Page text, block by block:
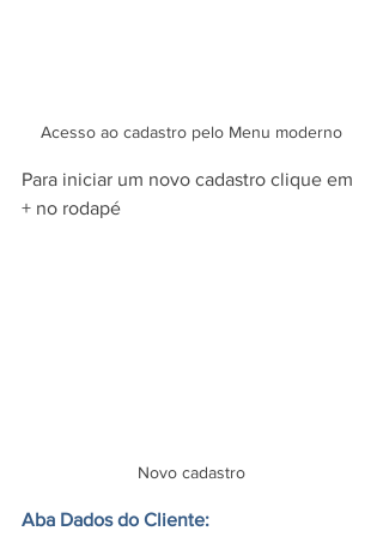
Acesso ao cadastro pelo Menu moderno
Para iniciar um novo cadastro clique em
+ no rodapé
Novo cadastro
Aba Dados do Cliente: